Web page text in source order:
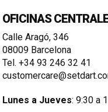
OFICINAS
Calle Aragó, 346
08009 Barcelona
Tel. +34 93 246 32 41
Lunes a Jueves: 9:30 a